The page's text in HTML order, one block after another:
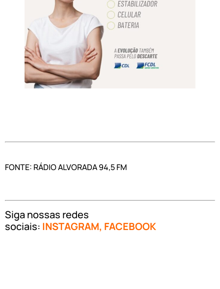
FONTE: RÁDIO ALVORADA 94,5 FM
Siga nossas redes
sociais: INSTAGRAM, FACEBOOK